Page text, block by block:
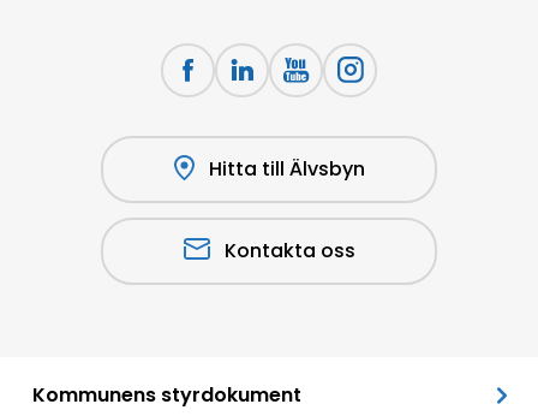
Hitta till Älvsbyn
Kontakta oss
Kommunens styrdokument